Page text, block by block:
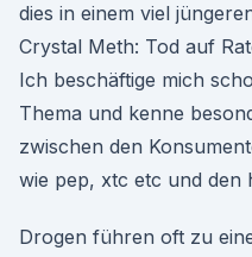
dies in einem viel
Crystal Meth: Tod auf
Ich beschäftige mich
Thema und kenne
zwischen den
wie pep, xtc etc und den
Drogen führen oft zu